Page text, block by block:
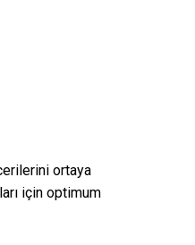
ortaya
için optimum